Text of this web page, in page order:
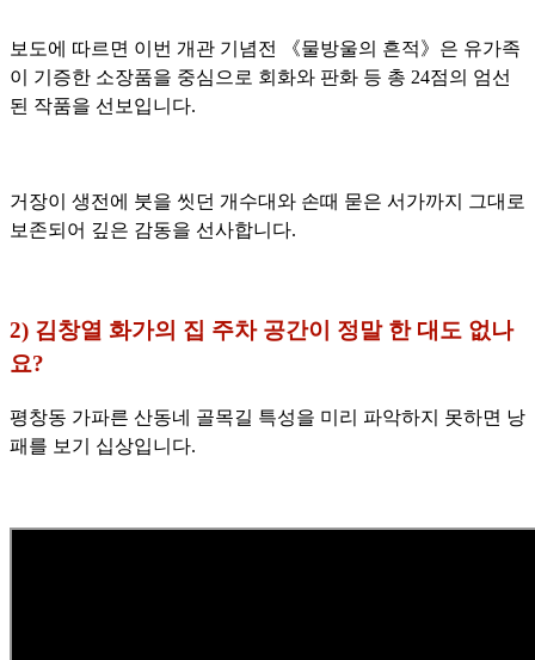
보도에 따르면 이번 개관 기념전 《물방울의 흔적》은 유가족
이 기증한 소장품을 중심으로 회화와 판화 등 총 24점의 엄선
된 작품을 선보입니다.
거장이 생전에 붓을 씻던 개수대와 손때 묻은 서가까지 그대로
보존되어 깊은 감동을 선사합니다.
2) 김창열 화가의 집 주차 공간이 정말 한 대도 없나
요?
평창동 가파른 산동네 골목길 특성을 미리 파악하지 못하면 낭
패를 보기 십상입니다.